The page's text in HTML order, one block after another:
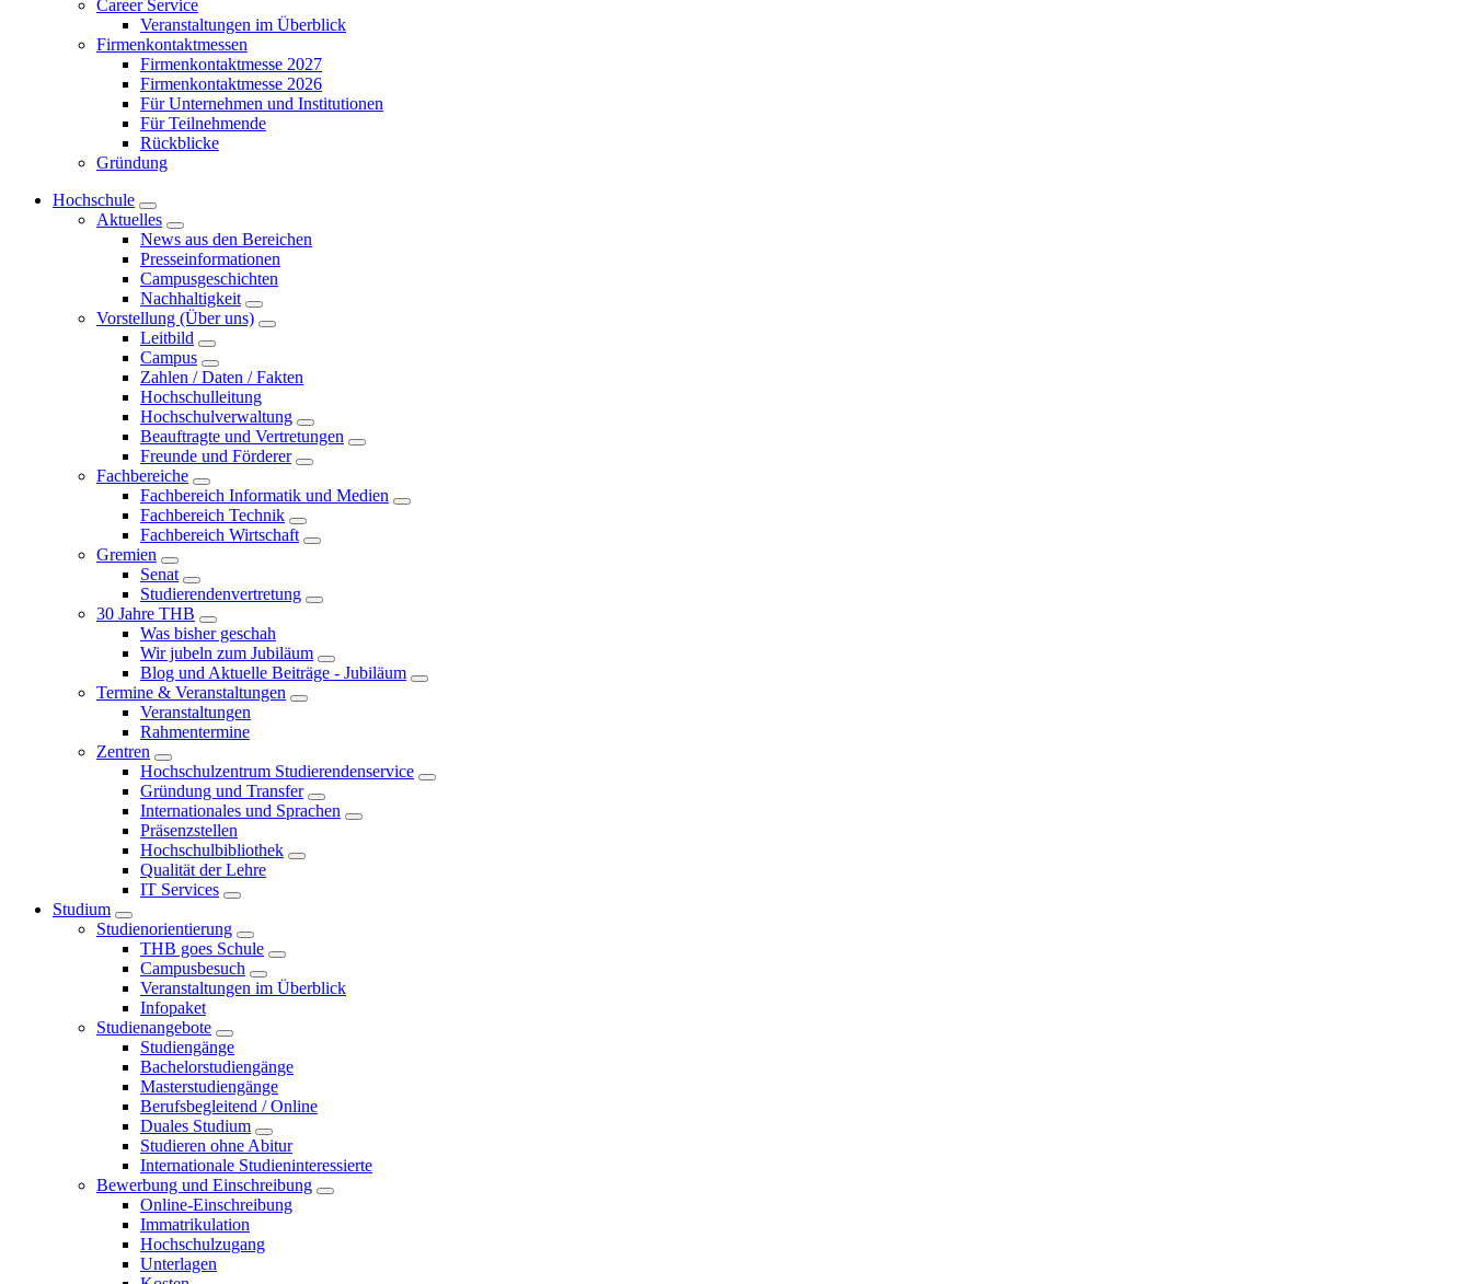
Career Service
Veranstaltungen im Überblick
Firmenkontaktmessen
Firmenkontaktmesse 2027
Firmenkontaktmesse 2026
Für Unternehmen und Institutionen
Für Teilnehmende
Rückblicke
Gründung
Hochschule
Aktuelles
News aus den Bereichen
Presseinformationen
Campusgeschichten
Nachhaltigkeit
Vorstellung (Über uns)
Leitbild
Campus
Zahlen / Daten / Fakten
Hochschulleitung
Hochschulverwaltung
Beauftragte und Vertretungen
Freunde und Förderer
Fachbereiche
Fachbereich Informatik und Medien
Fachbereich Technik
Fachbereich Wirtschaft
Gremien
Senat
Studierendenvertretung
30 Jahre THB
Was bisher geschah
Wir jubeln zum Jubiläum
Blog und Aktuelle Beiträge - Jubiläum
Termine & Veranstaltungen
Veranstaltungen
Rahmentermine
Zentren
Hochschulzentrum Studierendenservice
Gründung und Transfer
Internationales und Sprachen
Präsenzstellen
Hochschulbibliothek
Qualität der Lehre
IT Services
Studium
Studienorientierung
THB goes Schule
Campusbesuch
Veranstaltungen im Überblick
Infopaket
Studienangebote
Studiengänge
Bachelorstudiengänge
Masterstudiengänge
Berufsbegleitend / Online
Duales Studium
Studieren ohne Abitur
Internationale Studieninteressierte
Bewerbung und Einschreibung
Online-Einschreibung
Immatrikulation
Hochschulzugang
Unterlagen